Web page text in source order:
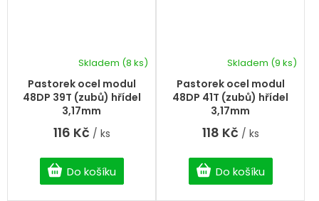
Pastorek ocel modul
48DP 39T (zubů) hřídel
3,17mm
Skladem (8 ks)
116 Kč / ks
Do košíku
Pastorek ocel modul
48DP 41T (zubů) hřídel
3,17mm
Skladem (9 ks)
118 Kč / ks
Do košíku